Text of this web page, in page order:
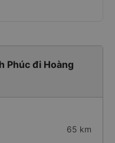
Phúc đi Hoàng
65 km